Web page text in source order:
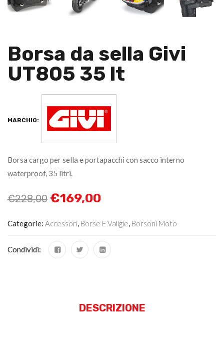
Borsa da sella Givi
UT805 35 lt
MARCHIO:
Borsa cargo per sella e portapacchi con sacco interno
waterproof, 35 litri.
€228,00 €169,00
Categorie: Accessori, Borse E Valigie, Borsoni Moto
Condividi:
DESCRIZIONE